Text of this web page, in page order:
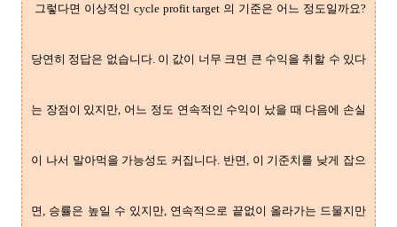
그렇다면 이상적인 cycle profit target 의 기준은 어느 정도일까요?
당연히 정답은 없습니다. 이 값이 너무 크면 큰 수익을 취할 수 있다
는 장점이 있지만, 어느 정도 연속적인 수익이 났을 때 다음에 손실
이 나서 말아먹을 가능성도 커집니다. 반면, 이 기준치를 낮게 잡으
면, 승률은 높일 수 있지만, 연속적으로 끝없이 올라가는 드물지만